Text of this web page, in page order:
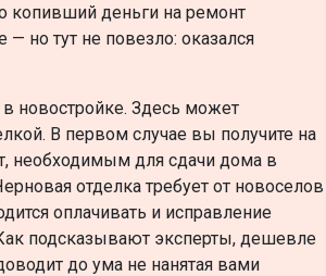
копивший деньги на ремонт
но тут не повезло: оказался
новостройке. Здесь может
В первом случае вы получите на
необходимым для сдачи дома в
отделка требует от новоселов
оплачивать и исправление
подсказывают эксперты, дешевле
до ума не нанятая вами